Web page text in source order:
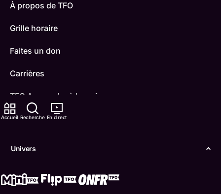
Accueil Recherche En direct
Univers
À propos de TFO
Grille horaire
Faites un don
Carrières
TFO Apprendre à la maison
Comment nous capter
IDÉLLO